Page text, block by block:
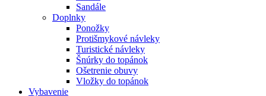
Sandále
Doplnky
Ponožky
Protišmykové návleky
Turistické návleky
Šnúrky do topánok
Ošetrenie obuvy
Vložky do topánok
Vybavenie